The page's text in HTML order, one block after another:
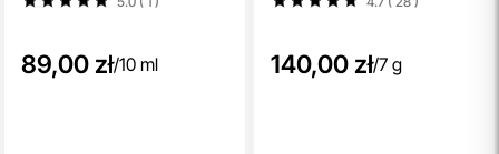
89,00 zł/10 ml 140,00 zł/7 g